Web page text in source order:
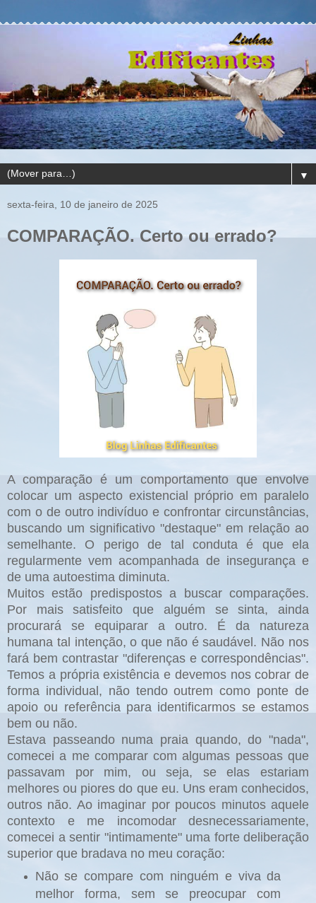
▼
sexta-feira, 10 de janeiro de 2025
COMPARAÇÃO. Certo ou errado?
A comparação é um comportamento que envolve
colocar um aspecto existencial próprio em paralelo
com o de outro indivíduo e confrontar circunstâncias,
buscando um significativo "destaque" em relação ao
semelhante. O perigo de tal conduta é que ela
regularmente vem acompanhada de insegurança e
de uma autoestima diminuta.
Muitos estão predispostos a buscar comparações.
Por mais satisfeito que alguém se sinta, ainda
procurará se equiparar a outro. É da natureza
humana tal intenção, o que não é saudável. Não nos
fará bem contrastar "diferenças e correspondências".
Temos a própria existência e devemos nos cobrar de
forma individual, não tendo outrem como ponte de
apoio ou referência para identificarmos se estamos
bem ou não.
Estava passeando numa praia quando, do "nada",
comecei a me comparar com algumas pessoas que
passavam por mim, ou seja, se elas estariam
melhores ou piores do que eu. Uns eram conhecidos,
outros não. Ao imaginar por poucos minutos aquele
contexto e me incomodar desnecessariamente,
comecei a sentir "intimamente" uma forte deliberação
superior que bradava no meu coração:
Não se compare com ninguém e viva da
melhor forma, sem se preocupar com